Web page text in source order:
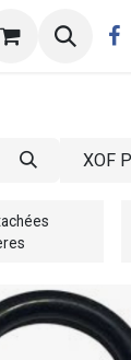
vous
XOF